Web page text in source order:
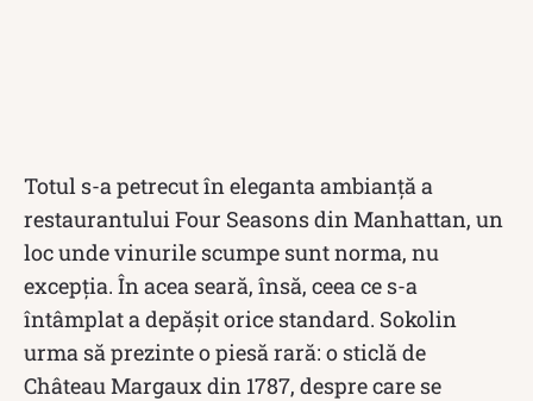
Totul s-a petrecut în eleganta ambianță a
restaurantului Four Seasons din Manhattan, un
loc unde vinurile scumpe sunt norma, nu
excepția. În acea seară, însă, ceea ce s-a
întâmplat a depășit orice standard. Sokolin
urma să prezinte o piesă rară: o sticlă de
Château Margaux din 1787, despre care se